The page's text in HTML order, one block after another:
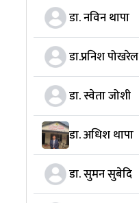
डा. नविन थापा
डा.प्रनिश पोखरेल
डा. स्वेता जोशी
डा. अधिश थापा
डा. सुमन सुबेदि